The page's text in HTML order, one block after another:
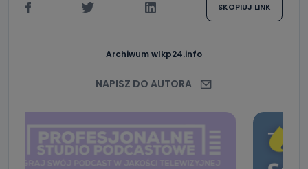
SKOPIUJ LINK
Archiwum wlkp24.info
NAPISZ DO AUTORA